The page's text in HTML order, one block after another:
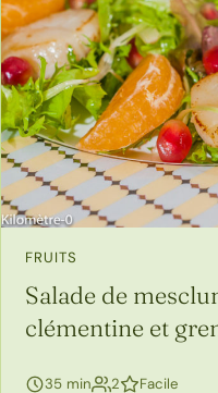
FRUITS
Salade de
clémentine et
35 min 2personnes
Facile